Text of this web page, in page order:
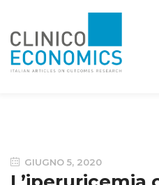
GIUGNO 5, 2020